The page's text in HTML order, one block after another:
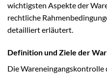
wichtigsten Aspekte der
rechtliche
detailliert erläutert.
Definition und Ziele der
Die